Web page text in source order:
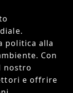
politica alla
Con
nostro
e offrire